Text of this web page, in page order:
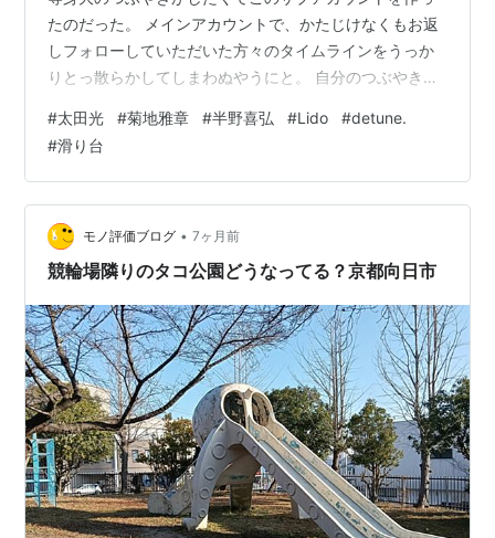
たのだった。 メインアカウントで、かたじけなくもお返
しフォローしていただいた方々のタイムラインをうっか
りとっ散らかしてしまわぬやうにと。 自分のつぶやきが
のないおっさんの無難は、日常ではひたすら聞き役にな
ることであり。 うっかり説教だの、くだを巻いたりしな
いようにすること。 避難所で壁にむかってこっそりボヤ
いていようと。 だもんでサブアカウントでは引き続きど
なたもフォローしませんので、すいません。 午後3:03 サ
ブアカウント…
#太田光 #菊地雅章 #半野喜弘 #Lido #detune.
#滑り台
モノ評価ブログ • 7ヶ月前
競輪場隣りのタコ公園どうなってる？京都向日市